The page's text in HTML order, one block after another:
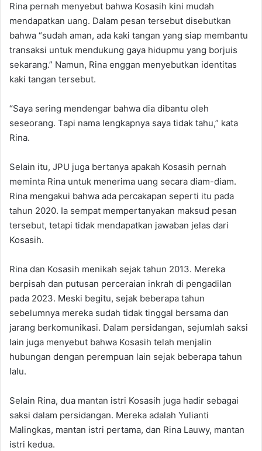
Rina pernah menyebut bahwa Kosasih kini mudah
mendapatkan uang. Dalam pesan tersebut disebutkan
bahwa “sudah aman, ada kaki tangan yang siap membantu
transaksi untuk mendukung gaya hidupmu yang borjuis
sekarang.” Namun, Rina enggan menyebutkan identitas
kaki tangan tersebut.
“Saya sering mendengar bahwa dia dibantu oleh
seseorang. Tapi nama lengkapnya saya tidak tahu,” kata
Rina.
Selain itu, JPU juga bertanya apakah Kosasih pernah
meminta Rina untuk menerima uang secara diam-diam.
Rina mengakui bahwa ada percakapan seperti itu pada
tahun 2020. Ia sempat mempertanyakan maksud pesan
tersebut, tetapi tidak mendapatkan jawaban jelas dari
Kosasih.
Rina dan Kosasih menikah sejak tahun 2013. Mereka
berpisah dan putusan perceraian inkrah di pengadilan
pada 2023. Meski begitu, sejak beberapa tahun
sebelumnya mereka sudah tidak tinggal bersama dan
jarang berkomunikasi. Dalam persidangan, sejumlah saksi
lain juga menyebut bahwa Kosasih telah menjalin
hubungan dengan perempuan lain sejak beberapa tahun
lalu.
Selain Rina, dua mantan istri Kosasih juga hadir sebagai
saksi dalam persidangan. Mereka adalah Yulianti
Malingkas, mantan istri pertama, dan Rina Lauwy, mantan
istri kedua.